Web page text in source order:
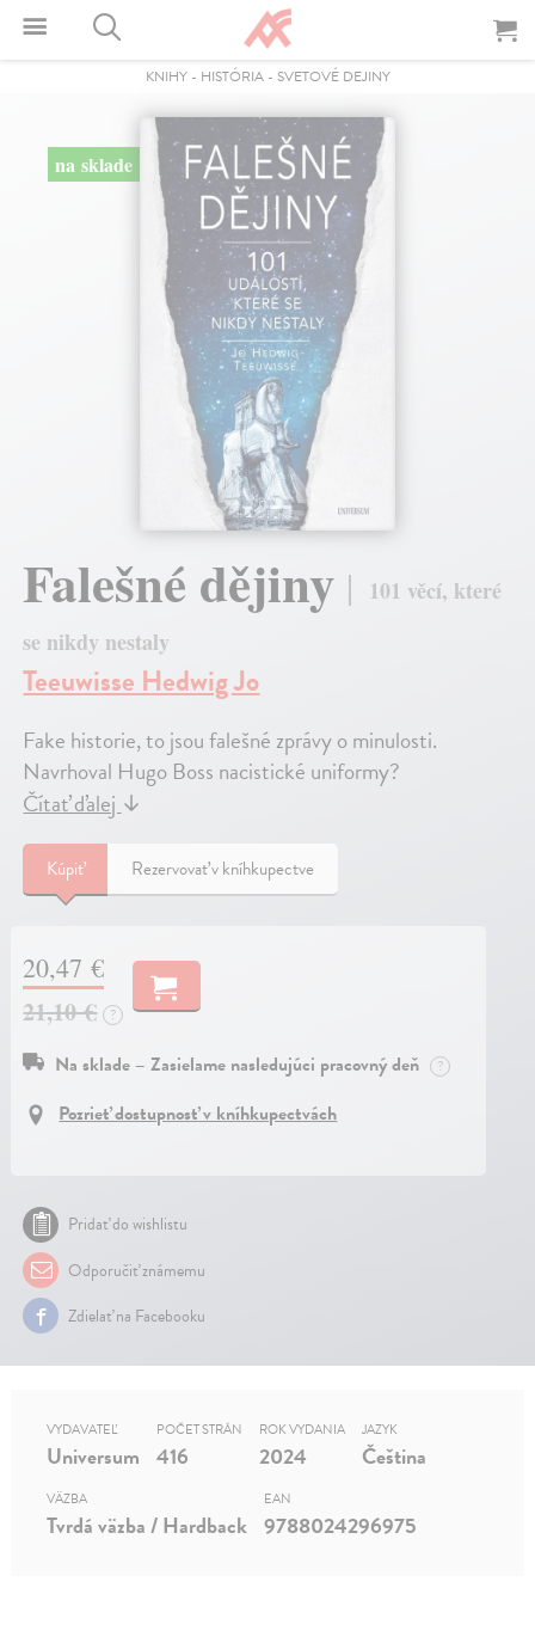
KNIHY- HISTÓRIA- SVETOVÉ DEJINY
na sklade
Falešné dějiny
101 věcí, které
se nikdy nestaly
Teeuwisse Hedwig Jo
Fake historie, to jsou falešné zprávy o minulosti.
Navrhoval Hugo Boss nacistické uniformy?
Čítať ďalej↓
Kúpiť Rezervovať v kníhkupectve
20,47 €
21,10 €
?
Na sklade – Zasielame nasledujúci pracovný deň ?
Pozrieť dostupnosť v kníhkupectvách
Pridať do wishlistu
Odporučiť známemu
Zdielať na Facebooku
VYDAVATEĽ
Universum
POČET STRÁN
416
ROK VYDANIA
2024
JAZYK
Čeština
VÄZBA
Tvrdá väzba / Hardback
EAN
9788024296975